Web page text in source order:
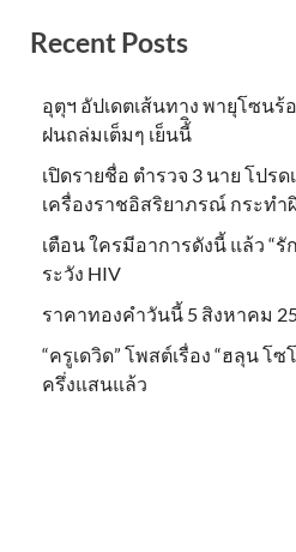
Recent Posts
อุตุฯ อัปเดตเส้นทาง พายุโซน
ฝนถล่มเต็มๆ เย็นนี้ิ
เปิดรายชื่อ ตำรวจ 3 นาย โปร
เครื่องราชอิสริยาภรณ์ กระทำ
เตือน ใครมีอาการดังนี้ แล้ว “
ระวัง HIV
ราคาทองคำวันนี้ 5 สิงหาคม
“ครูเดวิด” โพสต์เรื่อง “ฮลุน โ
ครึ่งแสนแล้ว